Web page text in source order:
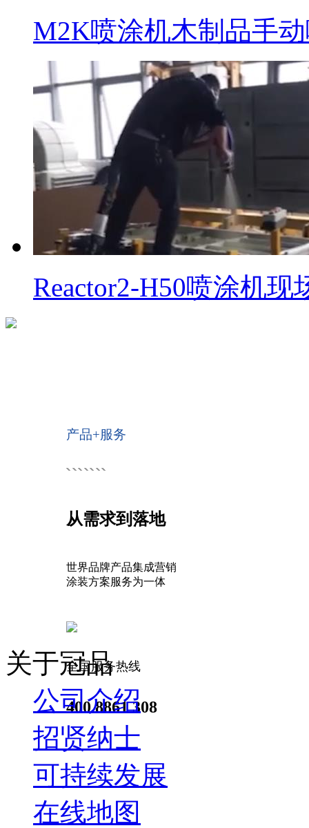
M2K喷涂机木制品手
Reactor2-H50喷涂机现
产品+服务
从需求到落地
世界品牌产品集成营销
涂装方案服务为一体
全国服务热线
400 8861 308
关于冠品
公司介绍
招贤纳士
可持续发展
在线地图